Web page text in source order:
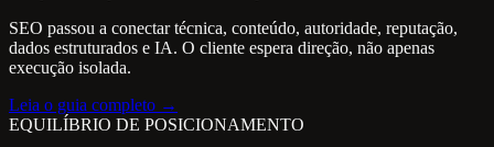
SEO passou a conectar técnica, conteúdo, autoridade, reputação,
dados estruturados e IA. O cliente espera direção, não apenas
execução isolada.
Leia o guia completo →
EQUILÍBRIO DE POSICIONAMENTO